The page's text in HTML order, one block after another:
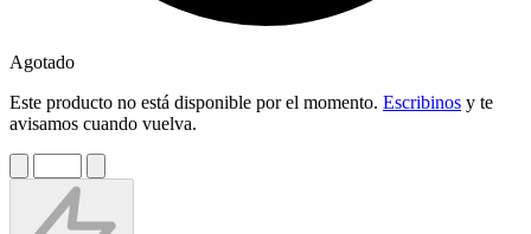
Agotado
Este producto no está disponible por el momento. Escribinos y te
avisamos cuando vuelva.